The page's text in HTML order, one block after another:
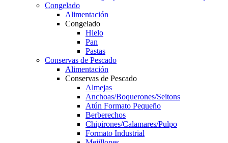
Congelado
Alimentación
Congelado
Hielo
Pan
Pastas
Conservas de Pescado
Alimentación
Conservas de Pescado
Almejas
Anchoas/Boquerones/Seitons
Atún Formato Pequeño
Berberechos
Chipirones/Calamares/Pulpo
Formato Industrial